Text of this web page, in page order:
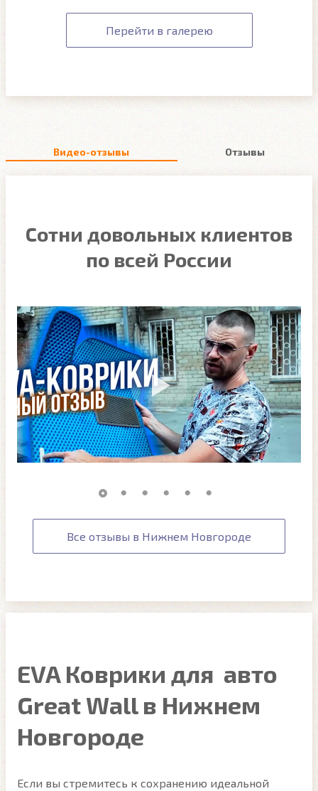
Перейти в галерею
Видео-отзывы Отзывы
Сотни довольных клиентов
по всей России
Все отзывы в Нижнем Новгороде
EVA Коврики для авто
Great Wall в Нижнем
Новгороде
Если вы стремитесь к сохранению идеальной